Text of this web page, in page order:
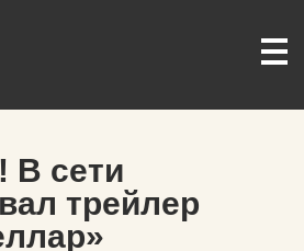
В сети
трейлер